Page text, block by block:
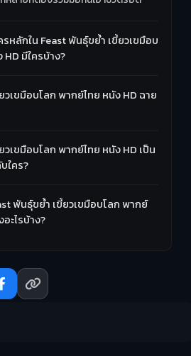
หลักใน Feast พันธุ์ขย้ำ เขี้ยวเขมือบ
มีใครบ้าง?
วเขมือบโลก พากย์ไทย หนัง HD ฉาย
เขมือบโลก พากย์ไทย หนัง HD เป็น
ใคร?
พันธุ์ขย้ำ เขี้ยวเขมือบโลก พากย์
ะไรบ้าง?